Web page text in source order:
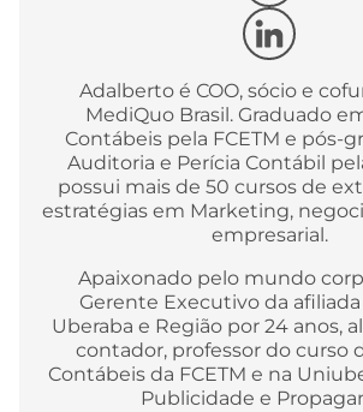
Adalberto é COO, sócio e
MediQuo Brasil. Graduado
Contábeis pela FCETM e pós-
Auditoria e Perícia Contábil
possui mais de 50 cursos de
estratégias em Marketing,
empresarial.
Apaixonado pelo mundo
Gerente Executivo da
Uberaba e Região por 24 anos,
contador, professor do curso
Contábeis da FCETM e na
Publicidade e